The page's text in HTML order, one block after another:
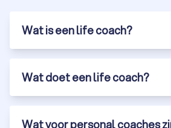
Wat is een life coach?
Wat doet een life coach?
Wat voor personal coaches